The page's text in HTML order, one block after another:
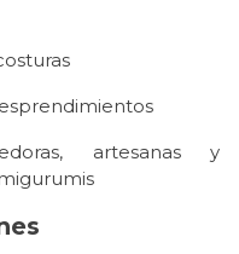
artesanas y